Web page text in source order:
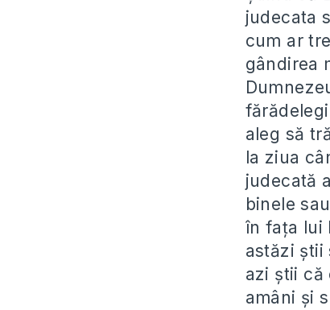
judecata
cum ar
gândirea
aleg să
la ziua
judecată
binele
în fața lui
astăzi știi
azi știi că
amâni și